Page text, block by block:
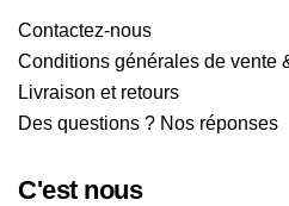
Contactez-nous
Conditions générales de vente
Livraison et retours
Des questions ? Nos réponses
C'est nous